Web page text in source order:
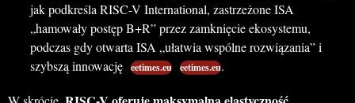
jak podkreśla RISC-V International, zastrzeżone ISA
„hamowały postęp B+R” przez zamknięcie ekosystemu,
podczas gdy otwarta ISA „ułatwia wspólne rozwiązania” i
szybszą innowację eetimes.eu eetimes.eu.